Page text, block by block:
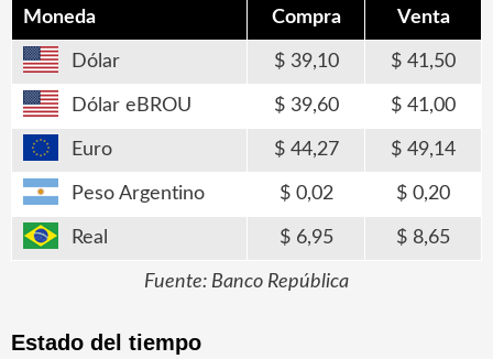
Moneda Compra Venta
Dólar 39,10 41,50
Dólar eBROU 39,60 41,00
Euro 44,27 49,14
Peso Argentino 0,02 0,20
Real 6,95 8,65
Fuente: Banco República
Estado del tiempo